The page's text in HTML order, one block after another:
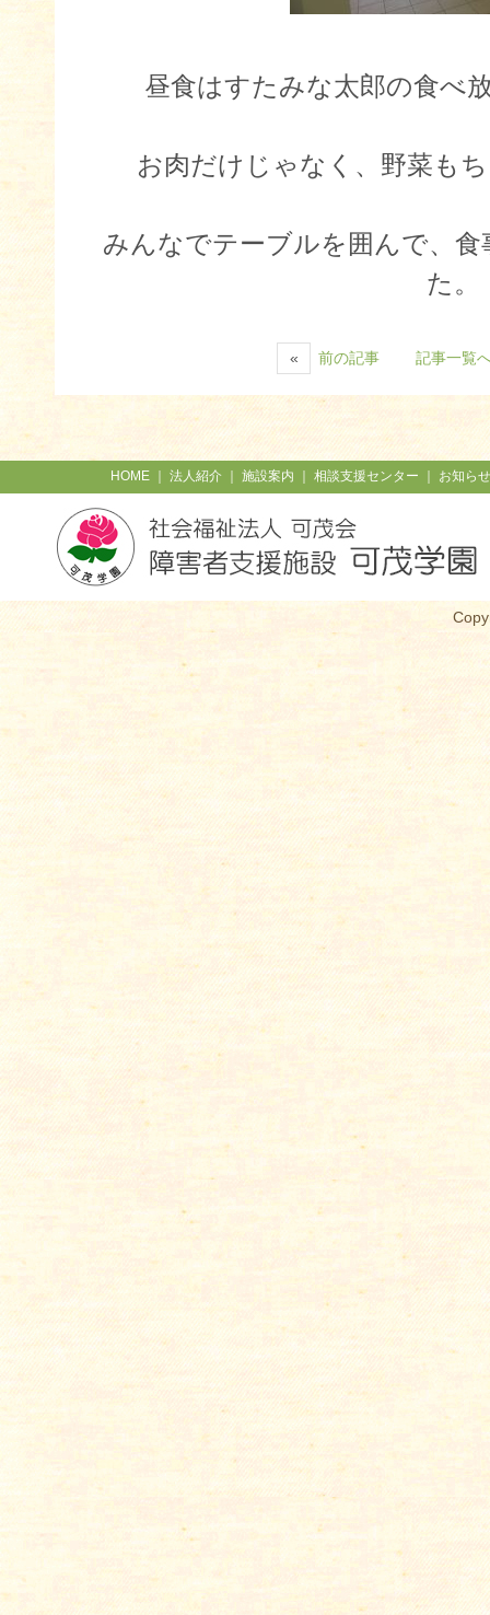
昼食はすたみな太郎の食べ
お肉だけじゃなく、野菜も
みんなでテーブルを囲んで、
た。
« 前の記事 記事一覧
HOME 法人紹介 施設案内 相談支援センター お知ら